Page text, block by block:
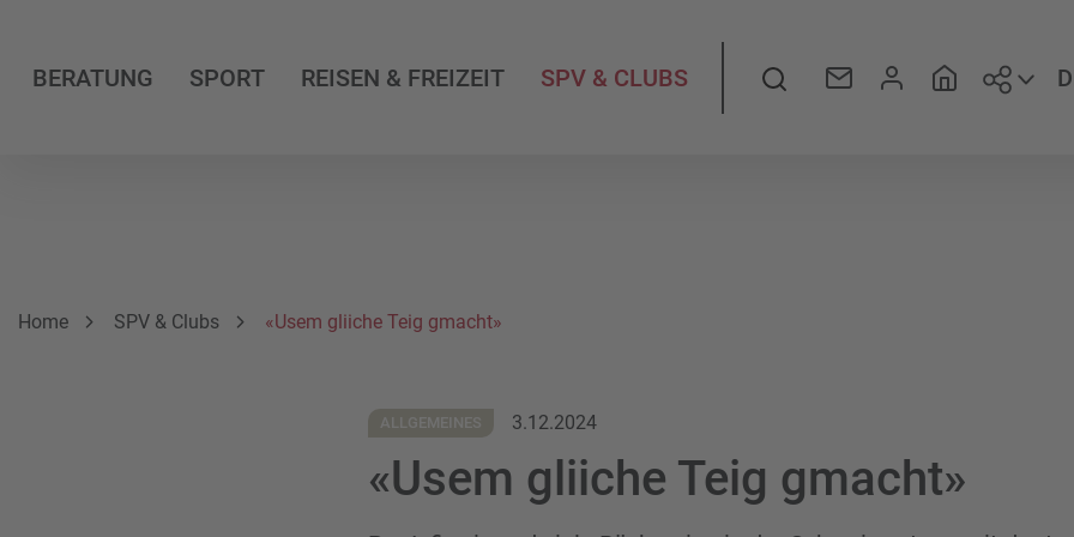
BERATUNG SPORT REISEN & FREIZEIT SPV & CLUBS Suche
Breadcrumbnavigation
Sie befinden sich hier:
Home SPV & Clubs «Usem gliiche Teig gmacht»
ALLGEMEINES 3.12.2024
«Usem gliiche Teig gmacht»